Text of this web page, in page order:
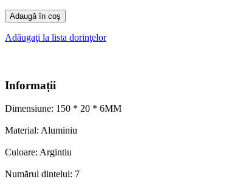
Adaugă în coş
Adăugaţi la lista dorinţelor
Informații
Dimensiune: 150 * 20 * 6MM
Material: Aluminiu
Culoare: Argintiu
Numărul dintelui: 7